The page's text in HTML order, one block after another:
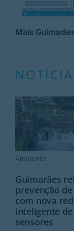
Mais
Ambiente
Guimarães
prevenção
com nova
inteligente de
sensores